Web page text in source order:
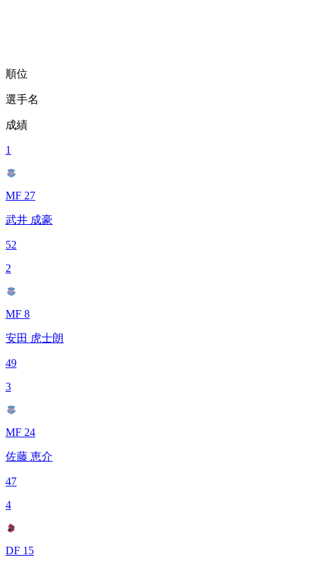
順位
選手名
成績
1
MF 27
武井 成豪
52
2
MF 8
安田 虎士朗
49
3
MF 24
佐藤 恵介
47
4
DF 15